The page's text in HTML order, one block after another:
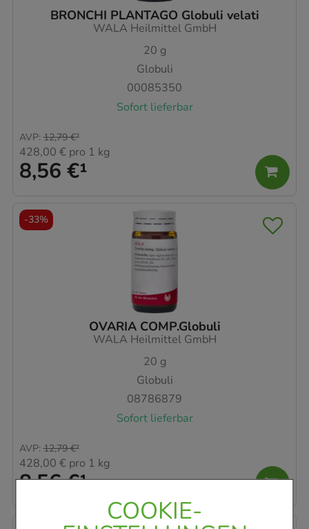
COOKIE-
BRONCHI PLANTAGO Globuli velati
WALA Heilmittel GmbH
20 g
Globuli
00085350
Sofort lieferbar
8,56 €¹
AVP: 12,79 €²
428,00 € pro 1 kg
OVARIA COMP.Globuli
WALA Heilmittel GmbH
20 g
Globuli
08786879
Sofort lieferbar
8,56 €¹
AVP: 12,79 €²
428,00 € pro 1 kg
-33%